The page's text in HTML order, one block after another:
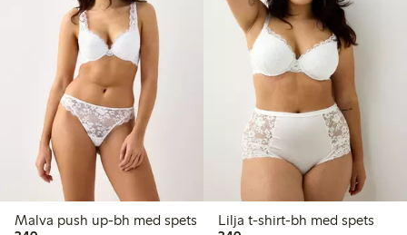
Malva push up-bh med spets
Lilja t-shirt-bh med spets